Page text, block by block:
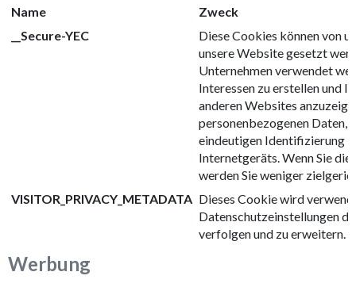
Werbung
Name
Zweck
__Secure-YEC
Diese Cookies können von
unsere Website gesetzt
Unternehmen verwendet
Interessen zu erstellen und
anderen Websites
personenbezogenen Daten,
eindeutigen Identifizierung
Internetgeräts. Wenn Sie
werden Sie weniger
VISITOR_PRIVACY_METADATA Dieses Cookie wird
Datenschutzeinstellungen
verfolgen und zu erweitern.